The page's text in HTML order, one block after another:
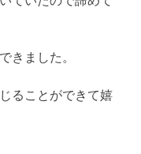
きました。
ることができて嬉